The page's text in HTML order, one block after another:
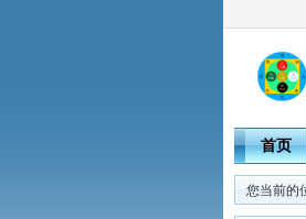
首页
您当前的